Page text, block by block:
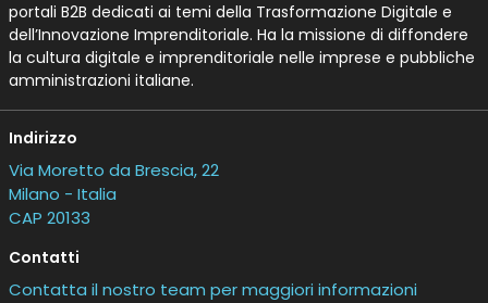
portali B2B dedicati ai temi della Trasformazione Digitale e
dell’Innovazione Imprenditoriale. Ha la missione di diffondere
la cultura digitale e imprenditoriale nelle imprese e pubbliche
amministrazioni italiane.
Indirizzo
Via Moretto da Brescia, 22
Milano - Italia
CAP 20133
Contatti
Contatta il nostro team per maggiori informazioni